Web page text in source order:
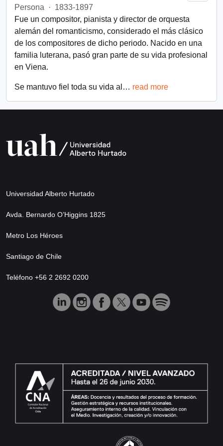
Persona
· 1833-1897
Fue un compositor, pianista y director de orquesta
alemán del romanticismo, considerado el más clásico
de los compositores de dicho periodo. Nacido en una
familia luterana, pasó gran parte de su vida profesional
en Viena.
Se mantuvo fiel toda su vida al … read more
Universidad Alberto Hurtado
Avda. Bernardo O’Higgins 1825
Metro Los Héroes
Santiago de Chile
Teléfono +56 2 2692 0200